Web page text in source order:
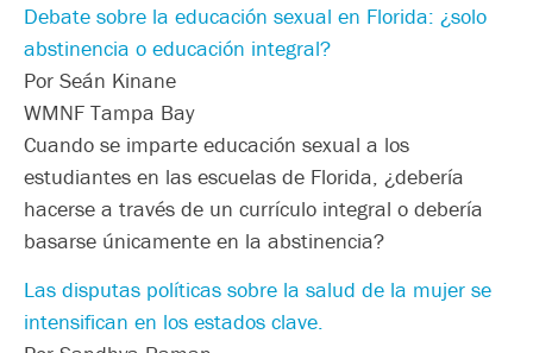
Debate sobre la educación sexual en Florida: ¿solo
abstinencia o educación integral?
Por Seán Kinane
WMNF Tampa Bay
Cuando se imparte educación sexual a los
estudiantes en las escuelas de Florida, ¿debería
hacerse a través de un currículo integral o debería
basarse únicamente en la abstinencia?
Las disputas políticas sobre la salud de la mujer se
intensifican en los estados clave.